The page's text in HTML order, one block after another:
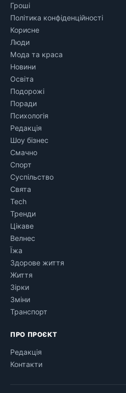
Гроші
Політика конфіденційності
Корисне
Люди
Мода та краса
Новини
Освіта
Подорожі
Поради
Психологія
Редакція
Шоу бізнес
Смачно
Спорт
Суспільство
Свята
Tech
Тренди
Цікаве
Велнес
Їжа
Здорове життя
Життя
Зірки
Зміни
Транспорт
ПРО ПРОЄКТ
Редакція
Контакти